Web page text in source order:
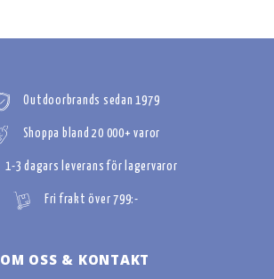
Outdoorbrands sedan 1979
Shoppa bland 20 000+ varor
1-3 dagars leverans för lagervaror
Fri frakt över 799:-
OM OSS & KONTAKT